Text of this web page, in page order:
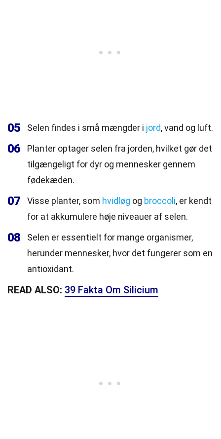
05 Selen findes i små mængder i jord, vand og luft.
06
Planter optager selen fra jorden, hvilket gør det
tilgængeligt for dyr og mennesker gennem
fødekæden.
07 Visse planter, som hvidløg og broccoli, er kendt
for at akkumulere høje niveauer af selen.
08
Selen er essentielt for mange organismer,
herunder mennesker, hvor det fungerer som en
antioxidant.
READ ALSO: 39 Fakta Om Silicium